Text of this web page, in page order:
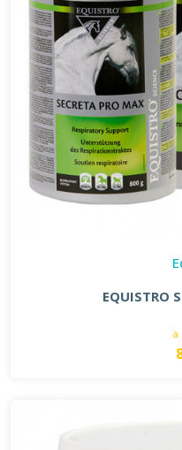
EQUISTRO
à